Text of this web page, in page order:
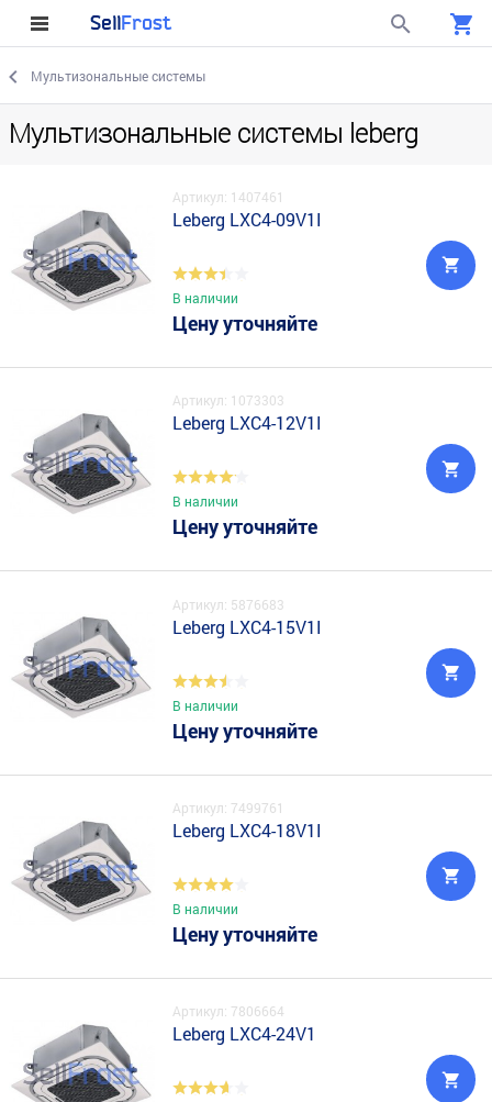
SellFrost
Мультизональные системы
Мультизональные системы leberg
Артикул: 1407461
Leberg LXC4-09V1I
В наличии
Цену уточняйте
Артикул: 1073303
Leberg LXC4-12V1I
В наличии
Цену уточняйте
Артикул: 5876683
Leberg LXC4-15V1I
В наличии
Цену уточняйте
Артикул: 7499761
Leberg LXC4-18V1I
В наличии
Цену уточняйте
Артикул: 7806664
Leberg LXC4-24V1